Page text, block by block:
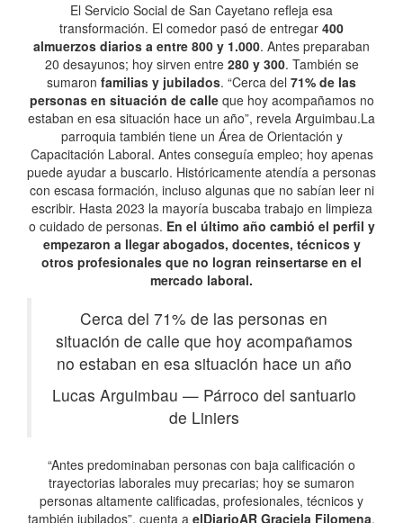
El Servicio Social de San Cayetano refleja esa
transformación. El comedor pasó de entregar 400
almuerzos diarios a entre 800 y 1.000. Antes preparaban
20 desayunos; hoy sirven entre 280 y 300. También se
sumaron familias y jubilados. “Cerca del 71% de las
personas en situación de calleque hoy acompañamos no
estaban en esa situación hace un año”, revela Arguimbau.La
parroquia también tiene un Área de Orientación y
Capacitación Laboral. Antes conseguía empleo; hoy apenas
puede ayudar a buscarlo. Históricamente atendía a personas
con escasa formación, incluso algunas que no sabían leer ni
escribir. Hasta 2023 la mayoría buscaba trabajo en limpieza
o cuidado de personas. En el último año cambió el perfil y
empezaron a llegar abogados, docentes, técnicos y
otros profesionales que no logran reinsertarse en el
mercado laboral.
Cerca del 71% de las personas en
situación de calle que hoy acompañamos
no estaban en esa situación hace un año
Lucas Arguimbau —Párroco del santuario
de Liniers
“Antes predominaban personas con baja calificación o
trayectorias laborales muy precarias; hoy se sumaron
personas altamente calificadas, profesionales, técnicos y
también jubilados”, cuenta a elDiarioAR Graciela Filomena,